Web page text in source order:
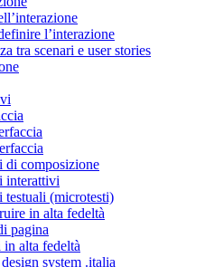
l’interazione
tra scenari e user stories
di composizione
interattivi
testuali (microtesti)
in alta fedeltà
pagina
alta fedeltà
system .italia